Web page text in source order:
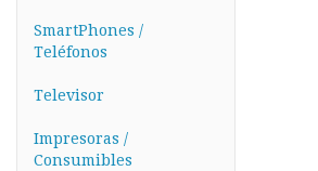
SmartPhones /
Teléfonos
Televisor
Impresoras /
Consumibles